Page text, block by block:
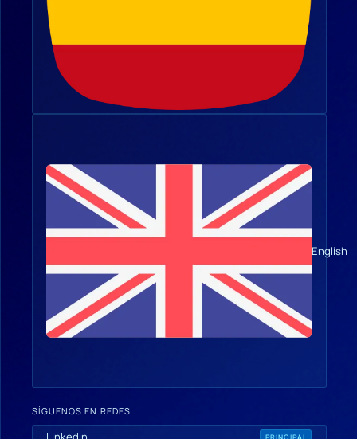
English
SÍGUENOS EN REDES